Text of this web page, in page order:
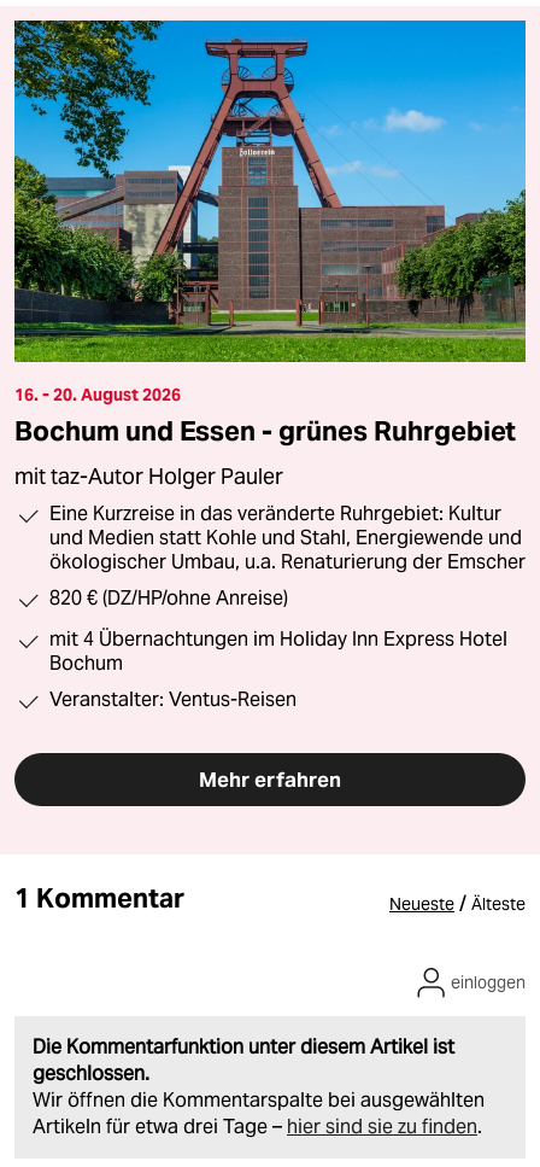
16. - 20. August 2026
Bochum und Essen - grünes Ruhrgebiet
mit taz-Autor Holger Pauler
Eine Kurzreise in das veränderte Ruhrgebiet: Kultur
und Medien statt Kohle und Stahl, Energiewende und
ökologischer Umbau, u.a. Renaturierung der Emscher
820 € (DZ/HP/ohne Anreise)
mit 4 Übernachtungen im Holiday Inn Express Hotel
Bochum
Veranstalter: Ventus-Reisen
Mehr erfahren
1 Kommentar Neueste / Älteste
Die Kommentarfunktion unter diesem Artikel ist
geschlossen.
Wir öffnen die Kommentarspalte bei ausgewählten
Artikeln für etwa drei Tage – hier sind sie zu finden.
einloggen